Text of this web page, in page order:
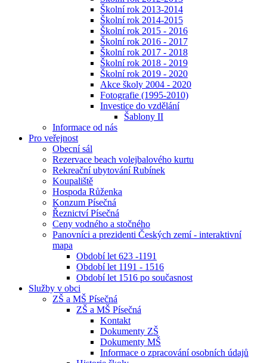
Školní rok 2013-2014
Školní rok 2014-2015
Školní rok 2015 - 2016
Školní rok 2016 - 2017
Školní rok 2017 - 2018
Školní rok 2018 - 2019
Školní rok 2019 - 2020
Akce školy 2004 - 2020
Fotografie (1995-2010)
Investice do vzdělání
Šablony II
Informace od nás
Pro veřejnost
Obecní sál
Rezervace beach volejbalového kurtu
Rekreační ubytování Rubínek
Koupaliště
Hospoda Růženka
Konzum Písečná
Řeznictví Písečná
Ceny vodného a stočného
Panovníci a prezidenti Českých zemí - interaktivní
mapa
Období let 623 -1191
Období let 1191 - 1516
Období let 1516 po současnost
Služby v obci
ZŠ a MŠ Písečná
ZŠ a MŠ Písečná
Kontakt
Dokumenty ZŠ
Dokumenty MŠ
Informace o zpracování osobních údajů